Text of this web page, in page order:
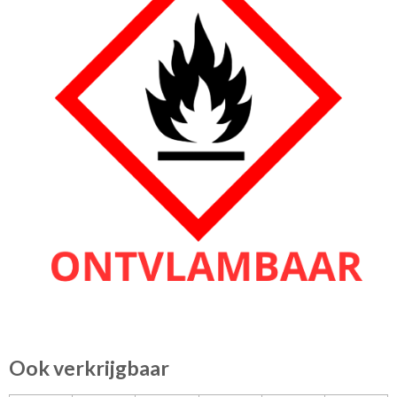
Ook verkrijgbaar